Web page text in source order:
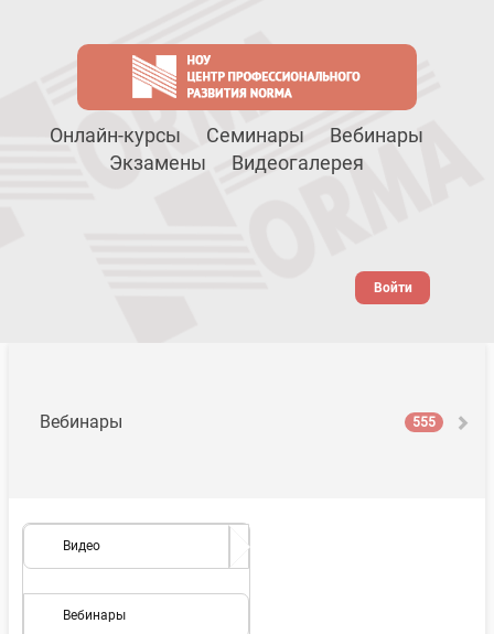
Онлайн-курсы Семинары
Вебинары
Экзамены
Видеогалерея
Войти
Вебинары 555
Видео
Вебинары